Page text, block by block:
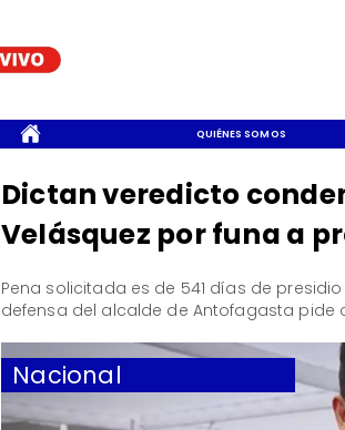
QUIÉNES SOMOS
Nacional
Dictan veredicto
Velásquez por funa a
Pena solicitada es de 541 días de
defensa del alcalde de Antofagasta